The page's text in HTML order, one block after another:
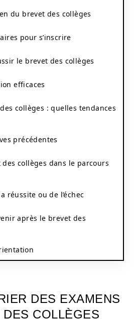
du brevet des collèges
pour s’inscrire
le brevet des collèges
efficaces
collèges : quelles tendances
précédentes
collèges dans le parcours
réussite ou de l’échec
après le brevet des
DES EXAMENS
COLLÈGES